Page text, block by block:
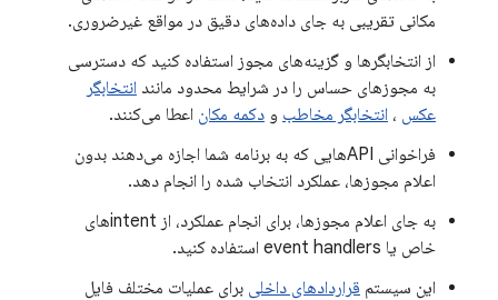
مکانی تقریبی به جای داده‌های دقیق در مواقع غیرضروری.
از انتخابگرها و گزینه‌های مجوز استفاده کنید که دسترسی
به مجوزهای حساس را در شرایط محدود مانند انتخابگر
عکس ، انتخابگر مخاطب و دکمه مکان اعطا می‌کنند.
فراخوانی APIهایی که به برنامه شما اجازه می‌دهند بدون
اعلام مجوزها، عملکرد انتخاب شده را انجام دهد.
به جای اعلام مجوزها، برای انجام عملکرد، از intentهای
خاص یا event handlers استفاده کنید.
این سیستم قراردادهای داخلی برای عملیات مختلف فایل